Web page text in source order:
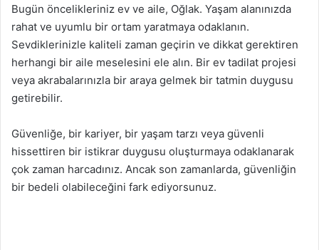
Bugün öncelikleriniz ev ve aile, Oğlak. Yaşam alanınızda
rahat ve uyumlu bir ortam yaratmaya odaklanın.
Sevdiklerinizle kaliteli zaman geçirin ve dikkat gerektiren
herhangi bir aile meselesini ele alın. Bir ev tadilat projesi
veya akrabalarınızla bir araya gelmek bir tatmin duygusu
getirebilir.
Güvenliğe, bir kariyer, bir yaşam tarzı veya güvenli
hissettiren bir istikrar duygusu oluşturmaya odaklanarak
çok zaman harcadınız. Ancak son zamanlarda, güvenliğin
bir bedeli olabileceğini fark ediyorsunuz.